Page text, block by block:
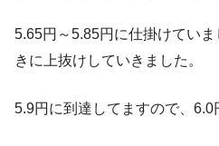
5.65円～5.85円に仕掛けてい
きに上抜けしていきました。
5.9円に到達してますので、6.0